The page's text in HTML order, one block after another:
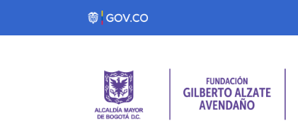
Pasar al contenido principal